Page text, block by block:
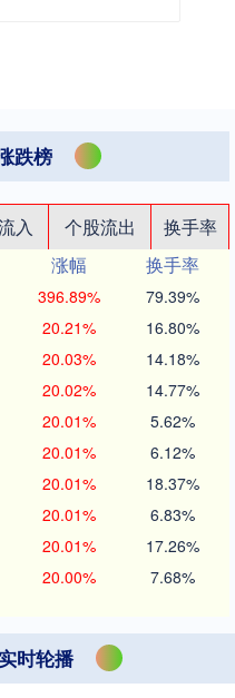
跌榜
入 个股流出
换手率
涨幅
换手率
396.89% 79.39%
20.21% 16.80%
20.03% 14.18%
20.02% 14.77%
20.01% 5.62%
20.01% 6.12%
20.01% 18.37%
20.01% 6.83%
20.01% 17.26%
20.00% 7.68%
时轮播